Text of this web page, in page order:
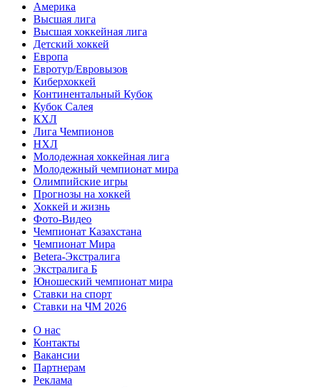
Америка
Высшая лига
Высшая хоккейная лига
Детский хоккей
Европа
Евротур/Евровызов
Киберхоккей
Континентальный Кубок
Кубок Салея
КХЛ
Лига Чемпионов
НХЛ
Молодежная хоккейная лига
Молодежный чемпионат мира
Олимпийские игры
Прогнозы на хоккей
Хоккей и жизнь
Фото-Видео
Чемпионат Казахстана
Чемпионат Мира
Betera-Экстралига
Экстралига Б
Юношеский чемпионат мира
Ставки на спорт
Ставки на ЧМ 2026
О нас
Контакты
Вакансии
Партнерам
Реклама